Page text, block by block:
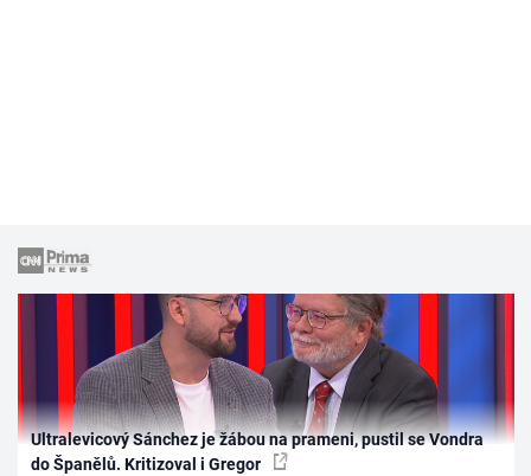
Ultralevicový Sánchez je žábou na prameni, pustil se Vondra
do Španělů. Kritizoval i Gregor